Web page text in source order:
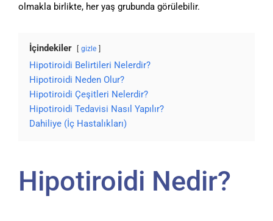
olmakla birlikte, her yaş grubunda görülebilir.
İçindekiler gizle
Hipotiroidi Belirtileri Nelerdir?
Hipotiroidi Neden Olur?
Hipotiroidi Çeşitleri Nelerdir?
Hipotiroidi Tedavisi Nasıl Yapılır?
Dahiliye (İç Hastalıkları)
Hipotiroidi Nedir?